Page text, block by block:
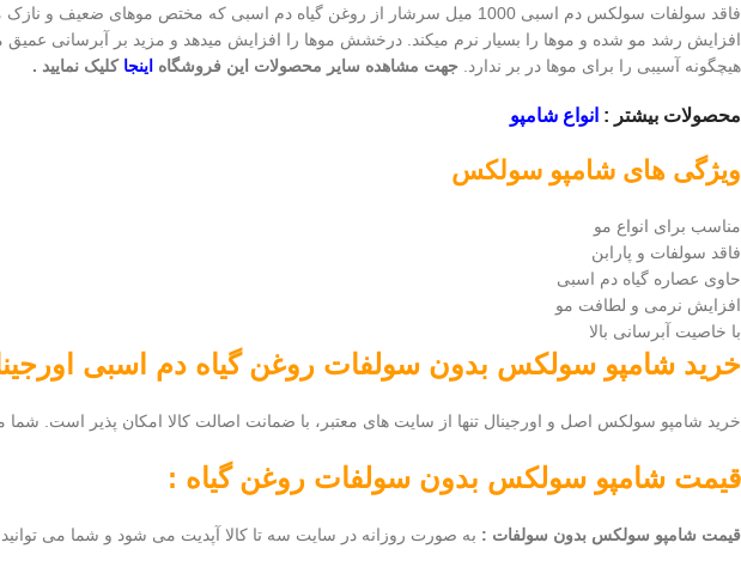
فاقد سولفات سولکس دم اسبی 1000 میل سرشار از روغن گیاه دم اسبی که
افزایش رشد مو شده و موها را بسیار نرم میکند. درخشش موها را افزایش میدهد و مزید بر آبرسانی
هیچگونه آسیبی را برای موها در بر ندارد. جهت مشاهده سایر محصولات این فروشگاه اینجا کلیک نمایید .
محصولات بیشتر : انواع شامپو
ویژگی های شامپو سولکس
مناسب برای انواع مو
فاقد سولفات و پارابن
حاوی عصاره گیاه دم اسبی
افزایش نرمی و لطافت مو
با خاصیت آبرسانی بالا
خرید شامپو سولکس بدون سولفات روغن گیاه دم اسبی
خرید شامپو سولکس اصل و اورجینال تنها از سایت های معتبر، با ضمانت اصالت کالا امکان پذیر است. شما
قیمت شامپو سولکس بدون سولفات روغن گیاه :
قیمت شامپو سولکس بدون سولفات : به صورت روزانه در سایت سه تا کالا آپدیت می شود و شما می توانید